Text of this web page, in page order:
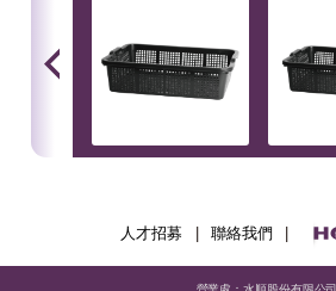
人才招募 聯絡我們